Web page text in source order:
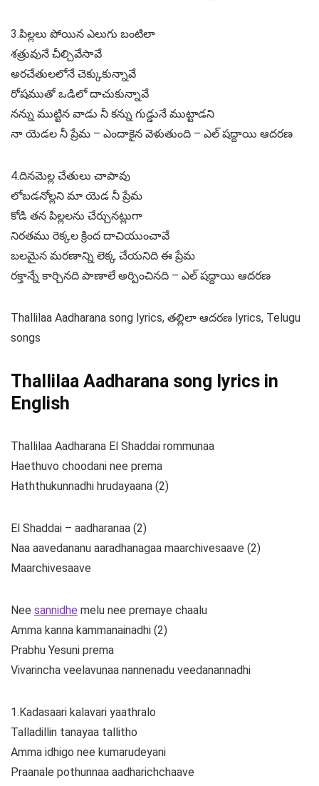
3.పిల్లలు పోయిన ఎలుగు బంటిలా
శత్రువునే చీల్చివేసావే
అరచేతులలోనే చెక్కుకున్నావే
రోషముతో ఒడిలో దాచుకున్నావే
నన్ను ముట్టిన వాడు నీ కన్ను గుడ్డునే ముట్టాడని
నా యెడల నీ ప్రేమ – ఎందాకైన వెళుతుంది – ఎల్ షద్దాయి ఆదరణ
4.దినమెల్ల చేతులు చాపావు
లోబడనోల్లని మా యెడ నీ ప్రేమ
కోడి తన పిల్లలను చేర్చునట్లుగా
నిరతము రెక్కల క్రింద దాచియుంచావే
బలమైన మరణాన్ని లెక్క చేయనిది ఈ ప్రేమ
రక్తాన్నే కార్చినది పాణాలే అర్పించినది – ఎల్ షద్దాయి ఆదరణ
Thallilaa Aadharana song lyrics, తల్లిలా ఆదరణ lyrics, Telugu
songs
Thallilaa Aadharana song lyrics in
English
Thallilaa Aadharana El Shaddai rommunaa
Haethuvo choodani nee prema
Haththukunnadhi hrudayaana (2)
El Shaddai – aadharanaa (2)
Naa aavedananu aaradhanagaa maarchivesaave (2)
Maarchivesaave
Nee sannidhe melu nee premaye chaalu
Amma kanna kammanainadhi (2)
Prabhu Yesuni prema
Vivarincha veelavunaa nannenadu veedanannadhi
1.Kadasaari kalavari yaathralo
Talladillin tanayaa tallitho
Amma idhigo nee kumarudeyani
Praanale pothunnaa aadharichchaave